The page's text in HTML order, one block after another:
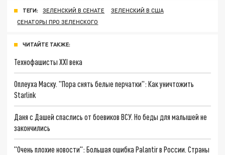
ТЕГИ: ЗЕЛЕНСКИЙ В СЕНАТЕ
ЗЕЛЕНСКИЙ В США
СЕНАТОРЫ ПРО ЗЕЛЕНСКОГО
ЧИТАЙТЕ ТАКЖЕ:
Технофашисты XXI века
Оплеуха Маску. "Пора снять белые перчатки": Как уничтожить
Starlink
Даня с Дашей спаслись от боевиков ВСУ. Но беды для малышей не
закончились
"Очень плохие новости": Большая ошибка Palantir в России. Страны